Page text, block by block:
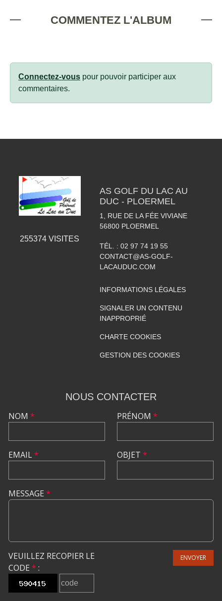
COMMENTEZ L'ALBUM
Connectez-vous pour pouvoir participer aux
commentaires.
255374 VISITES
AS GOLF DU LAC AU
DUC - PLOERMEL
1, RUE DE LA FÉE VIVIANE
56800 PLOERMEL
TÉL. : 02 97 74 19 55
CONTACT@AS-GOLF-
LACAUDUC.COM
INFORMATIONS LÉGALES
SIGNALER UN CONTENU
INAPPROPRIÉ
CHARTE COOKIES
GESTION DES COOKIES
NOUS CONTACTER
NOM *
EMAIL*
PRÉNOM *
OBJET *
MESSAGE *
VEUILLEZ RECOPIER LE
CODE * :
ENVOYER